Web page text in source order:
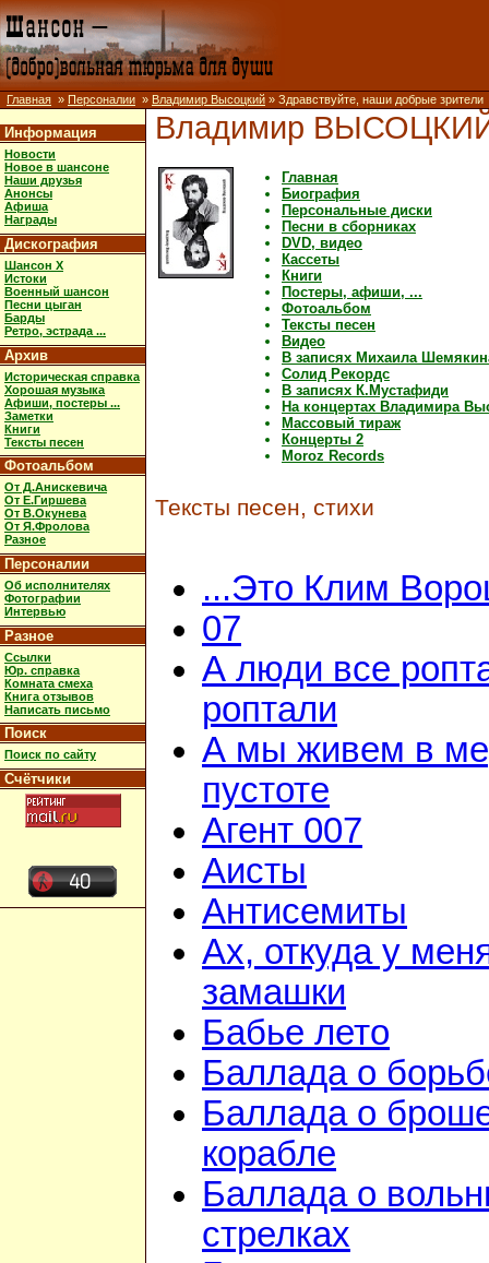
Главная » Персоналии » Владимир Высоцкий » Здравствуйте, наши добрые зрители
Информация
Новости
Новое в шансоне
Наши друзья
Анонсы
Афиша
Награды
Дискография
Шансон X
Истоки
Военный шансон
Песни цыган
Барды
Ретро, эстрада ...
Архив
Историческая справка
Хорошая музыка
Афиши, постеры ...
Заметки
Книги
Тексты песен
Фотоальбом
От Д.Анискевича
От Е.Гиршева
От В.Окунева
От Я.Фролова
Разное
Персоналии
Об исполнителях
Фотографии
Интервью
Разное
Ссылки
Юр. справка
Комната смеха
Книга отзывов
Написать письмо
Поиск
Поиск по сайту
Счётчики
Владимир
Главная
Биография
Персональные диски
Песни в сборниках
DVD, видео
Кассеты
Книги
Постеры, афиши, ...
Фотоальбом
Тексты песен
Видео
В записях Михаила
Солид Рекордс
В записях К.Мустафиди
На концертах Владимира
Массовый тираж
Концерты 2
Moroz Records
Тексты песен, стихи
...Это Клим
07
А люди все
роптали
А мы живем в
пустоте
Агент 007
Аисты
Антисемиты
Ах, откуда у
замашки
Бабье лето
Баллада о
Баллада о
корабле
Баллада о
стрелках